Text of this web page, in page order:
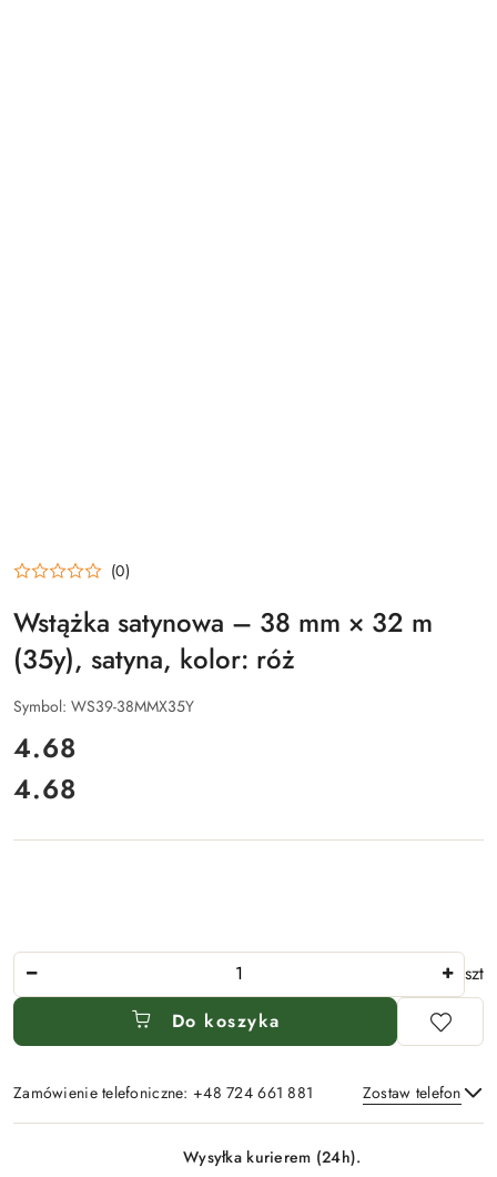
(0)
Wstążka satynowa – 38 mm × 32 m
(35y), satyna, kolor: róż
Symbol: WS39-38MMX35Y
cena:
4.68
Cena:
4.68
Ilość
szt
Do koszyka
Zamówienie telefoniczne: +48 724 661 881 Zostaw telefon
Dostępność
Wysyłka kurierem (24h).